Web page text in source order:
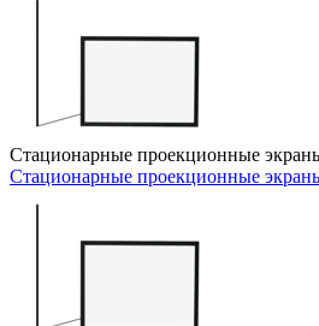
Стационарные проекционные
Стационарные проекционные